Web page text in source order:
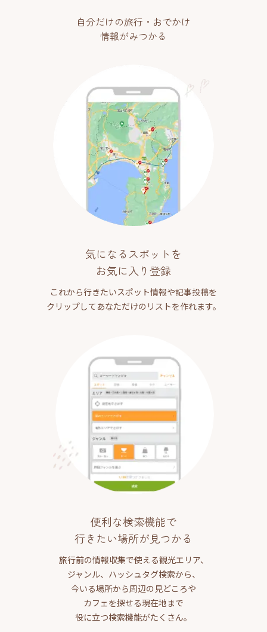
自分だけの旅行・おでかけ
情報がみつかる
気になるスポットを
お気に入り登録
これから行きたいスポット情報や記事投稿を
クリップしてあなただけのリストを作れます。
便利な検索機能で
行きたい場所が見つかる
旅行前の情報収集で使える観光エリア、
ジャンル、ハッシュタグ検索から、
今いる場所から周辺の見どころや
カフェを探せる現在地まで
役に立つ検索機能がたくさん。